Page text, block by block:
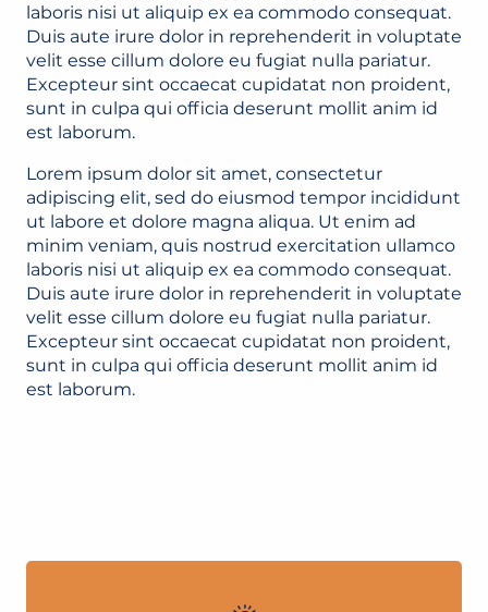
laboris nisi ut aliquip ex ea commodo consequat.
Duis aute irure dolor in reprehenderit in voluptate
velit esse cillum dolore eu fugiat nulla pariatur.
Excepteur sint occaecat cupidatat non proident,
sunt in culpa qui officia deserunt mollit anim id
est laborum.
Lorem ipsum dolor sit amet, consectetur
adipiscing elit, sed do eiusmod tempor incididunt
ut labore et dolore magna aliqua. Ut enim ad
minim veniam, quis nostrud exercitation ullamco
laboris nisi ut aliquip ex ea commodo consequat.
Duis aute irure dolor in reprehenderit in voluptate
velit esse cillum dolore eu fugiat nulla pariatur.
Excepteur sint occaecat cupidatat non proident,
sunt in culpa qui officia deserunt mollit anim id
est laborum.